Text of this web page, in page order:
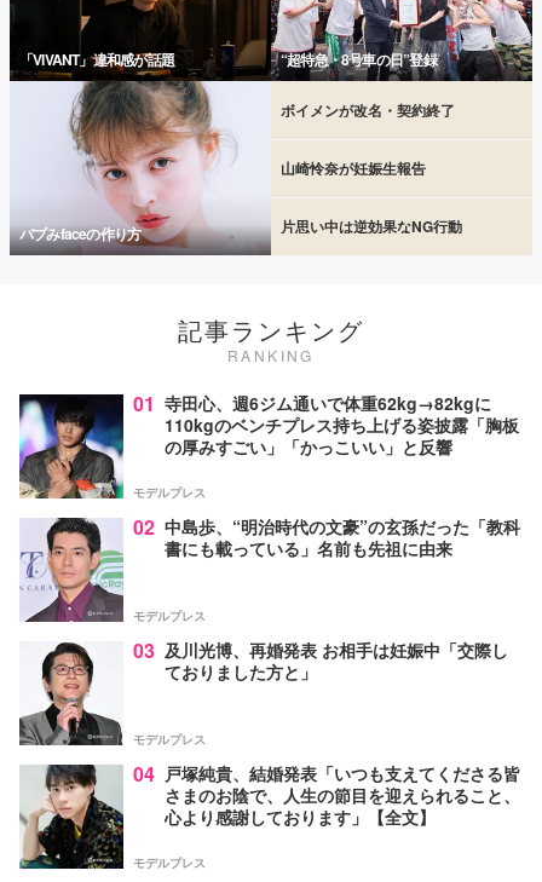
「VIVANT」違和感が話題 “超特急・8号車の日”登録
バブみfaceの作り方
ボイメンが改名・契約終了
山崎怜奈が妊娠生報告
片思い中は逆効果なNG行動
記事ランキング
RANKING
01 寺田心、週6ジム通いで体重62kg→82kgに
110kgのベンチプレス持ち上げる姿披露「胸板
の厚みすごい」「かっこいい」と反響
モデルプレス
02 中島歩、“明治時代の文豪”の玄孫だった「教科
書にも載っている」名前も先祖に由来
モデルプレス
03 及川光博、再婚発表 お相手は妊娠中「交際し
ておりました方と」
モデルプレス
04 戸塚純貴、結婚発表「いつも支えてくださる皆
さまのお陰で、人生の節目を迎えられること、
心より感謝しております」【全文】
モデルプレス